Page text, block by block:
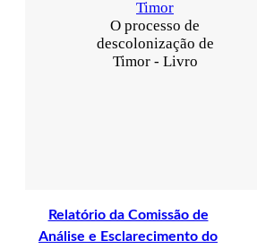
O processo de
descolonização de
Timor - Livro
Relatório da Comissão de
Análise e Esclarecimento do